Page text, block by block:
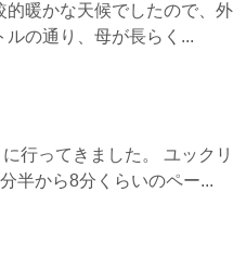
的暖かな天候でしたので、外
の通り、母が長らく...
行ってきました。 ユックリ
半から8分くらいのペー...